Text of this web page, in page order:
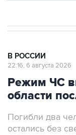
В РОССИИ
22:16, 6 августа 2026
Режим ЧС
области
Погибли два
остались без